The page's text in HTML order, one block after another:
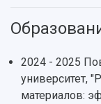
НАЗАД
Об
История
Ключевые
Рейтинги
Новости
Главные
Бортжурнал
Объявления
Образование
Почему я
Абитуриенту
Научно-
Основные
Научные
2024 - 2025
университет,
материалов: